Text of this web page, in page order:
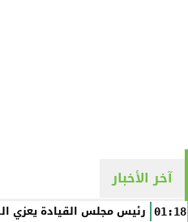
آخر الأخبار
01:18 رئيس مجلس القيادة يعزي